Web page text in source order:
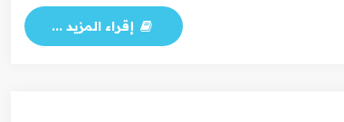
إقراء المزيد ...